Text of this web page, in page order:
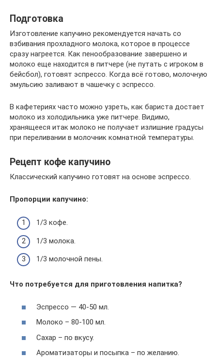
Подготовка
Изготовление капучино рекомендуется начать со
взбивания прохладного молока, которое в процессе
сразу нагреется. Как пенообразование завершено и
молоко еще находится в питчере (не путать с игроком в
бейсбол), готовят эспрессо. Когда всё готово, молочную
эмульсию заливают в чашечку с эспрессо.
В кафетериях часто можно узреть, как бариста достает
молоко из холодильника уже питчере. Видимо,
хранящееся итак молоко не получает излишние градусы
при переливании в молочник комнатной температуры.
Рецепт кофе капучино
Классический капучино готовят на основе эспрессо.
Пропорции капучино:
1/3 кофе.
1/3 молока.
1/3 молочной пены.
Что потребуется для приготовления напитка?
Эспрессо — 40-50 мл.
Молоко – 80-100 мл.
Сахар – по вкусу.
Ароматизаторы и посыпка – по желанию.